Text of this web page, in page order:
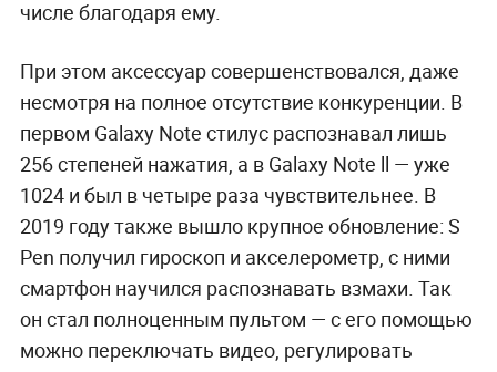
Стилус в Galaxy Note — уникальный аксессуар.
Даже с маркетинговой точки зрения. Линейке
девять лет, и она сохраняла популярность в том
числе благодаря ему.